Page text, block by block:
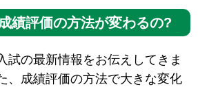
績評価の方法が変わるの?
試の最新情報をお伝えしてきま
、成績評価の方法で大きな変化